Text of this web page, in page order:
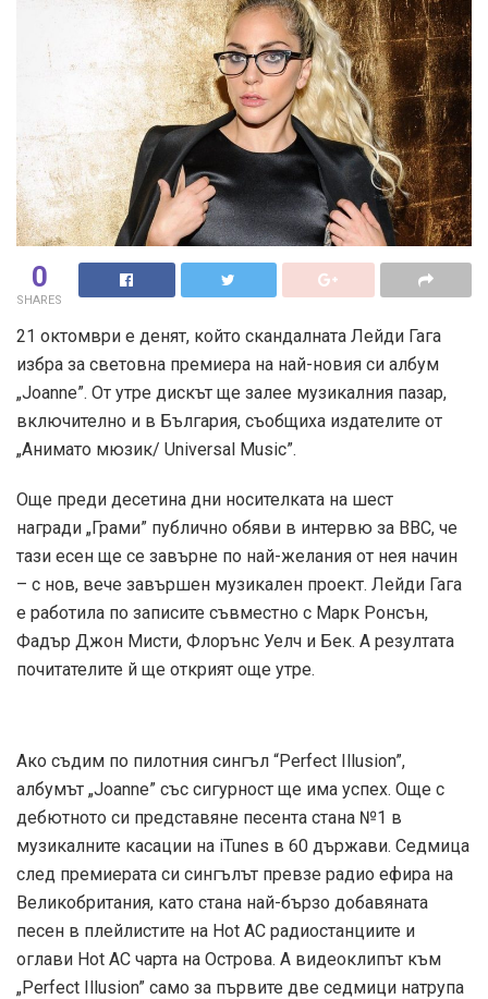
0
SHARES
21 октомври е денят, който скандалната Лейди Гага
избра за световна премиера на най-новия си албум
„Joanne”. От утре дискът ще залее музикалния пазар,
включително и в България, съобщиха издателите от
„Анимато мюзик/ Universal Music”.
Още преди десетина дни носителката на шест
награди „Грами” публично обяви в интервю за ВВС, че
тази есен ще се завърне по най-желания от нея начин
– с нов, вече завършен музикален проект. Лейди Гага
е работила по записите съвместно с Марк Ронсън,
Фадър Джон Мисти, Флорънс Уелч и Бек. А резултата
почитателите й ще открият още утре.
Ако съдим по пилотния сингъл “Perfect Illusion”,
албумът „Joanne” със сигурност ще има успех. Още с
дебютното си представяне песента стана №1 в
музикалните касации на iTunes в 60 държави. Седмица
след премиерата си сингълът превзе радио ефира на
Великобритания, като стана най-бързо добавяната
песен в плейлистите на Hot AC радиостанциите и
оглави Hot AC чарта на Острова. А видеоклипът към
„Perfect Illusion” само за първите две седмици натрупа